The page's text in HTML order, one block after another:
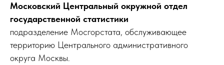
Московский Центральный окружной отдел
государственной статистики
подразделение Мосгорстата, обслуживающее
территорию Центрального административного
округа Москвы.